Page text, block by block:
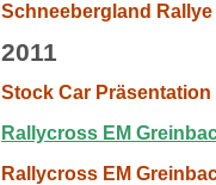
Schneebergland
2011
Stock Car Präsentation
Rallycross EM
Rallycross EM